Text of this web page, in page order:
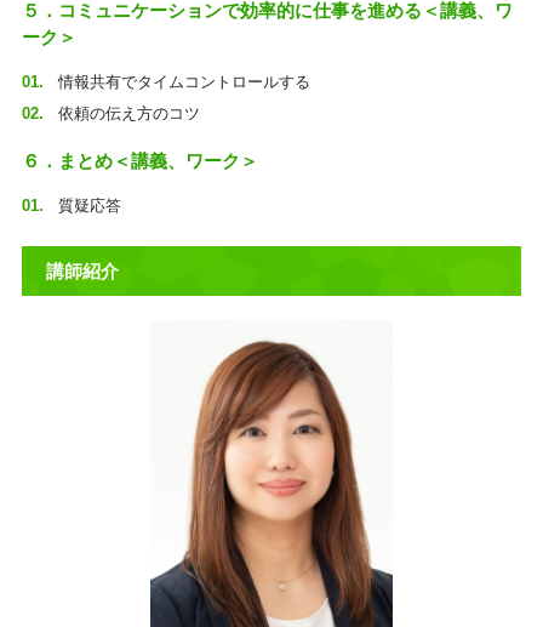
５．コミュニケーションで効率的に仕事を進める＜講義、ワ
ーク＞
情報共有でタイムコントロールする
依頼の伝え方のコツ
６．まとめ＜講義、ワーク＞
質疑応答
講師紹介